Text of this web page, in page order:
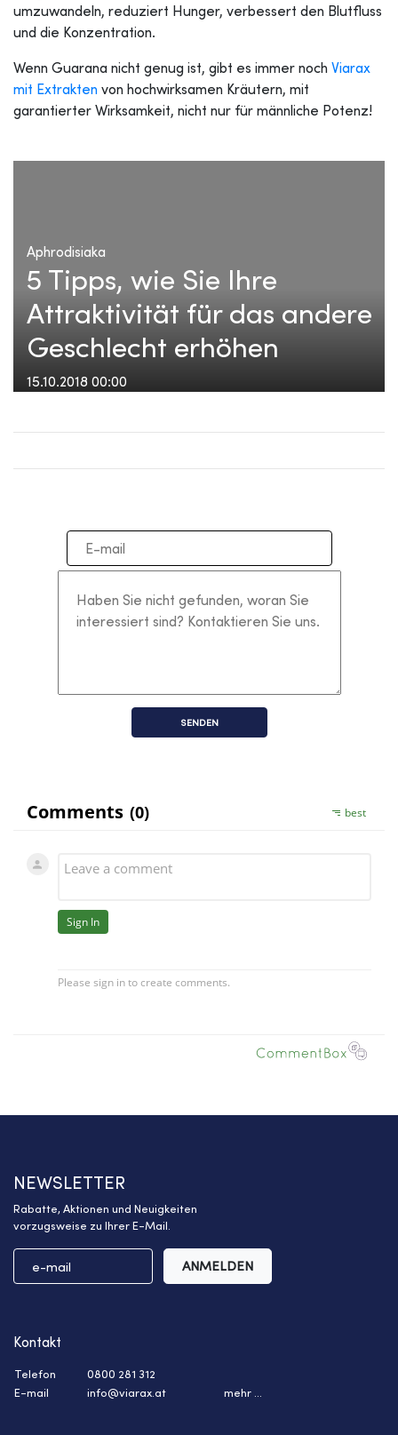
umzuwandeln, reduziert Hunger, verbessert den Blutfluss
und die Konzentration.
Wenn Guarana nicht genug ist, gibt es immer noch Viarax
mit Extrakten von hochwirksamen Kräutern, mit
garantierter Wirksamkeit, nicht nur für männliche Potenz!
Aphrodisiaka
5 Tipps, wie Sie Ihre
Attraktivität für das andere
Geschlecht erhöhen
15.10.2018 00:00
SENDEN
NEWSLETTER
Rabatte, Aktionen und Neuigkeiten
vorzugsweise zu Ihrer E-Mail.
ANMELDEN
Kontakt
Telefon
0800 281 312
E-mail
info@viarax.at mehr ...